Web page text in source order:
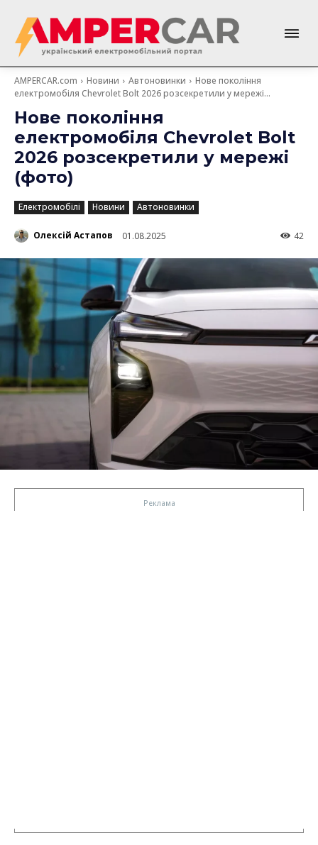
AMPERCAR.com Новини Автоновинки
Нове покоління
електромобіля Chevrolet Bolt 2026 розсекретили у мережі...
Нове покоління
електромобіля Chevrolet Bolt
2026 розсекретили у мережі
(фото)
Електромобілі Новини Автоновинки
Олексій Астапов 01.08.2025 42